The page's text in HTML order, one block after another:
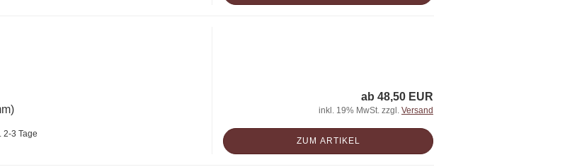
2-3 Tage
ab 48,50 EUR
inkl. 19% MwSt. zzgl. Versand
ZUM ARTIKEL